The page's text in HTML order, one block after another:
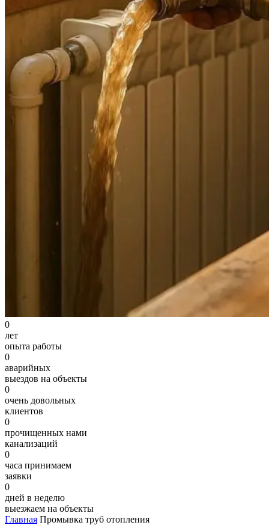
0
лет
опыта работы
0
аварийных
выездов на объекты
0
очень довольных
клиентов
0
прочищенных нами
канализаций
0
часа принимаем
заявки
0
дней в неделю
выезжаем на объекты
Главная Промывка труб отопления